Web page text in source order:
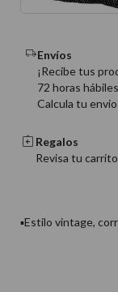
Envíos
¡Recibe tus
72 horas
Calcula tu
Regalos
Revisa tu
▪Estilo vintage,